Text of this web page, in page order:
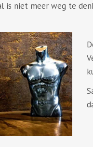
is niet meer weg te